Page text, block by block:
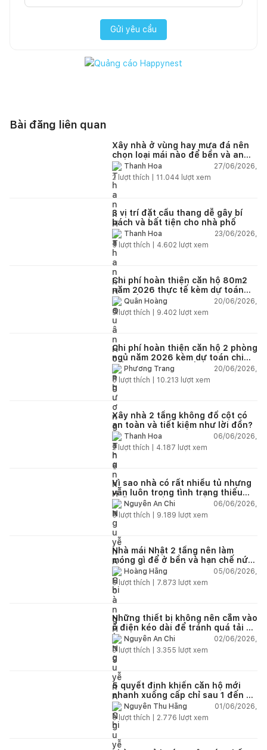
Gửi yêu cầu
Bài đăng liên quan
Xây nhà ở vùng hay mưa đá nên
chọn loại mái nào để bền và an
toàn?Thanh Hoa
27/06/2026,
2 lượt thích | 11.044 lượt xem
3 vị trí đặt cầu thang dễ gây bí
bách và bất tiện cho nhà phố
Thanh Hoa
23/06/2026,
5 lượt thích | 4.602 lượt xem
Chi phí hoàn thiện căn hộ 80m2
năm 2026 thực tế kèm dự toán
chi tiết từng hạng mục
Quân Hoàng
20/06/2026,
9lượt thích | 9.402 lượt xem
Chi phí hoàn thiện căn hộ 2 phòng
ngủ năm 2026 kèm dự toán chi
tiết và ví dụ thực tế
Phương Trang
20/06/2026,
5 lượt thích | 10.213 lượt xem
Xây nhà 2 tầng không đổ cột có
an toàn và tiết kiệm như lời đồn?
Thanh Hoa
06/06/2026,
2lượt thích | 4.187 lượt xem
Vì sao nhà có rất nhiều tủ nhưng
vẫn luôn trong tình trạng thiếu
chỗ chứa đồ?
Nguyễn An Chi
06/06/2026,
5lượt thích | 9.189 lượt xem
Nhà mái Nhật 2 tầng nên làm
móng gì để ở bền và hạn chế nứt
lún?Hoàng Hằng
05/06/2026,
5lượt thích | 7.873 lượt xem
Những thiết bị không nên cắm vào
ổ điện kéo dài để tránh quá tải và
chập cháy trong nhà
Nguyễn An Chi
02/06/2026,
9lượt thích | 3.355 lượt xem
5 quyết định khiến căn hộ mới
nhanh xuống cấp chỉ sau 1 đến 2
nămNguyễn Thu Hằng
01/06/2026,
5lượt thích | 2.776 lượt xem